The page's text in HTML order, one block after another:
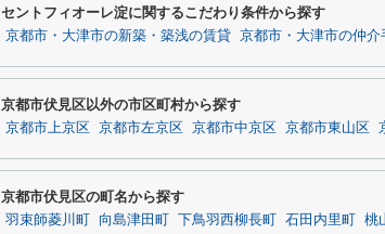
セントフィオーレ淀に関するこだわり条件から探す
京都市・大津市の新築・築浅の賃貸 京都市・大津市の仲
京都市伏見区以外の市区町村から探す
京都市上京区 京都市左京区 京都市中京区 京都市東山区
京都市伏見区の町名から探す
羽束師菱川町 向島津田町 下鳥羽西柳長町 石田内里町 桃